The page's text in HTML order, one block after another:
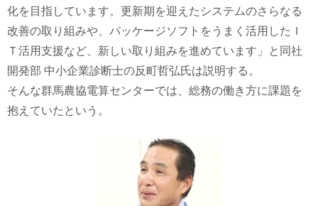
化を目指しています。更新期を迎えたシステムのさらなる
改善の取り組みや、パッケージソフトをうまく活用したＩ
Ｔ活用支援など、新しい取り組みを進めています」と同社
開発部 中小企業診断士の反町哲弘氏は説明する。
そんな群馬農協電算センターでは、総務の働き方に課題を
抱えていたという。